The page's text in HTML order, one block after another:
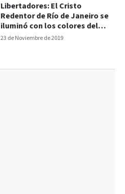
23 de Noviembre de 2019
Libertadores: El Cristo
Redentor de Río de Janeiro se
iluminó con los colores del
Flamengo